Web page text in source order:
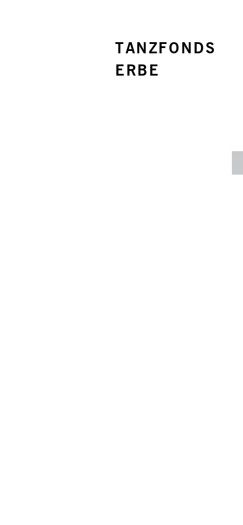
TANZFONDS
ERBE